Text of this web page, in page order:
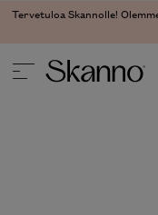
Tervetuloa Skannolle!